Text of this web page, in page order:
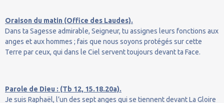
Oraison du matin (Office des Laudes).
Dans ta Sagesse admirable, Seigneur, tu assignes leurs fonctions aux
anges et aux hommes ; fais que nous soyons protégés sur cette
Terre par ceux, qui dans le Ciel servent toujours devant ta Face.
Parole de Dieu : (Tb 12, 15.18.20a).
Je suis Raphaël, l’un des sept anges qui se tiennent devant La Gloire